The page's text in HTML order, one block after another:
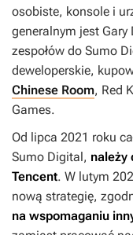
osobiste, konsole i
generalnym jest
zespołów do Sumo
deweloperskie,
Chinese Room, Red
Games.
Od lipca 2021 roku
Sumo Digital, należy
Tencent. W lutym
nową strategię,
na wspomaganiu